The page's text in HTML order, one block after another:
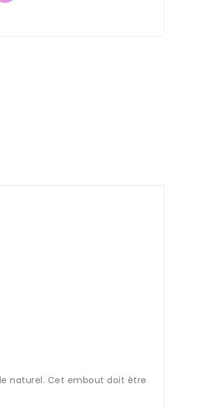
naturel. Cet embout doit être